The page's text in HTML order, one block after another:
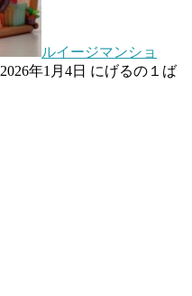
ルイージマンショ
2026年1月4日 にげるの１ば